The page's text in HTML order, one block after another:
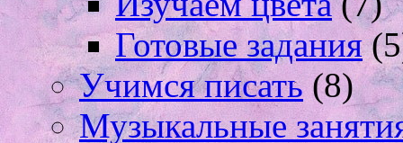
Готовые задания
Учимся писать(8)
Музыкальные